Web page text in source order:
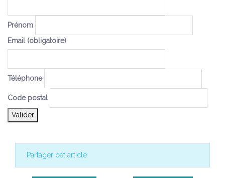
Prénom
Email (obligatoire)
Téléphone
Code postal
Valider
Partager cet article